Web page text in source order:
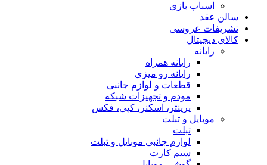
اسباب‌ بازی
سالن عقد
تشریفات عروسی
کالای دیجیتال
رایانه
رایانه همراه
رایانه رو میزی
قطعات و لوازم جانبی
مودم و تجهیزات شبکه
پرینتر، اسکنر، کپی، فکس
موبایل و تبلت
تبلت
لوازم جانبی موبایل و تبلت
سیم کارت